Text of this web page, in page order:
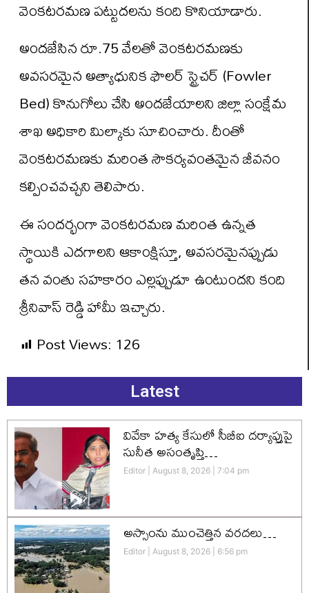
వెంకటరమణ పట్టుదలను కంది కొనియాడారు.
అందజేసిన రూ.75 వేలతో వెంకటరమణకు
అవసరమైన అత్యాధునిక ఫౌలర్ స్ట్రెచర్ (Fowler
Bed) కొనుగోలు చేసి అందజేయాలని జిల్లా సంక్షేమ
శాఖ అధికారి మిల్కాకు సూచించారు. దీంతో
వెంకటరమణకు మరింత సౌకర్యవంతమైన జీవనం
కల్పించవచ్చని తెలిపారు.
ఈ సందర్భంగా వెంకటరమణ మరింత ఉన్నత
స్థాయికి ఎదగాలని ఆకాంక్షిస్తూ, అవసరమైనప్పుడు
తన వంతు సహకారం ఎల్లప్పుడూ ఉంటుందని కంది
శ్రీనివాస్ రెడ్డి హామీ ఇచ్చారు.
Post Views: 126
Latest
వివేకా హత్య కేసులో సీబీఐ దర్యాప్తుపై
సునీత అసంతృప్తి…
Editor August 8, 2026 7:04 pm
అస్సాంను ముంచెత్తిన వరదలు…
Editor August 8, 2026 6:56 pm